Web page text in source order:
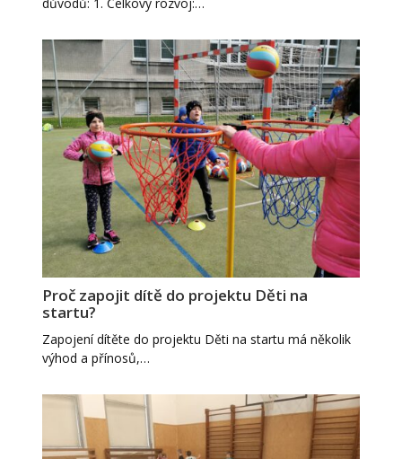
Proč zapojit dítě do projektu Děti na
startu?
Zapojení dítěte do projektu Děti na startu má několik
výhod a přínosů,…